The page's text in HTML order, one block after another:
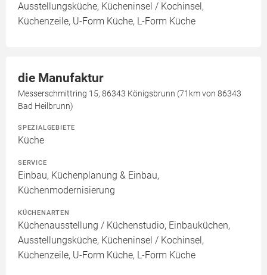
Ausstellungsküche, Kücheninsel / Kochinsel,
Küchenzeile, U-Form Küche, L-Form Küche
die Manufaktur
Messerschmittring 15, 86343 Königsbrunn (71km von 86343
Bad Heilbrunn)
SPEZIALGEBIETE
Küche
SERVICE
Einbau, Küchenplanung & Einbau,
Küchenmodernisierung
KÜCHENARTEN
Küchenausstellung / Küchenstudio, Einbauküchen,
Ausstellungsküche, Kücheninsel / Kochinsel,
Küchenzeile, U-Form Küche, L-Form Küche